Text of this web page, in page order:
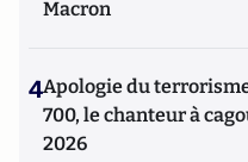
Macron
4Apologie du
700, le chanteur à
2026